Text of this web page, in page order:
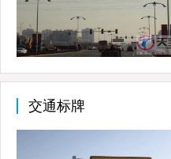
交通标牌